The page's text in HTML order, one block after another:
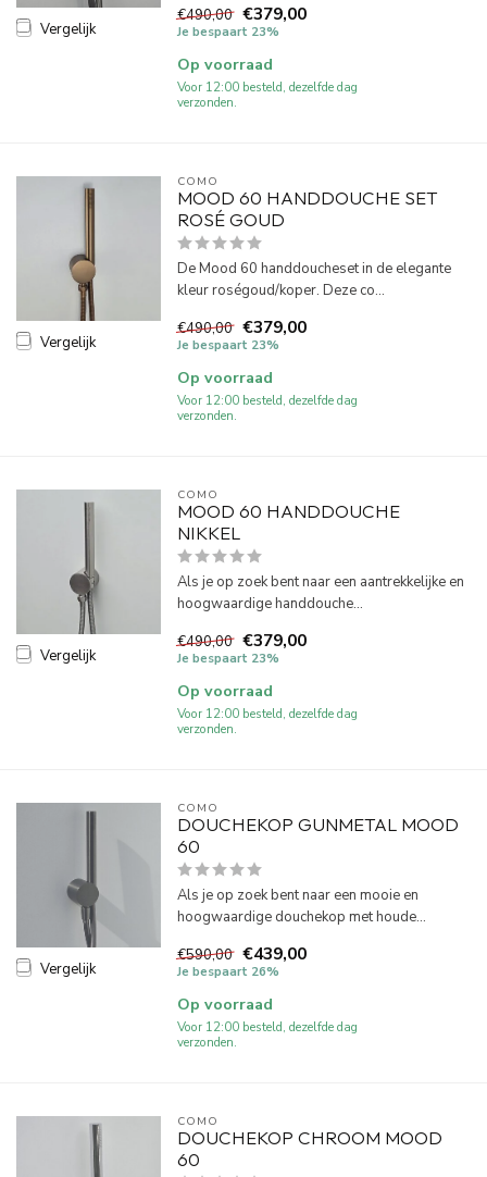
Vergelijk
€490,00 €379,00
Je bespaart 23%
Op voorraad
Voor 12:00 besteld, dezelfde dag
verzonden.
Vergelijk
COMO
MOOD 60 HANDDOUCHE SET
ROSÉ GOUD
De Mood 60 handdoucheset in de elegante
kleur roségoud/koper. Deze co...
€490,00 €379,00
Je bespaart 23%
Op voorraad
Voor 12:00 besteld, dezelfde dag
verzonden.
Vergelijk
COMO
MOOD 60 HANDDOUCHE
NIKKEL
Als je op zoek bent naar een aantrekkelijke en
hoogwaardige handdouche...
€490,00 €379,00
Je bespaart 23%
Op voorraad
Voor 12:00 besteld, dezelfde dag
verzonden.
Vergelijk
COMO
DOUCHEKOP GUNMETAL MOOD
60
Als je op zoek bent naar een mooie en
hoogwaardige douchekop met houde...
€590,00 €439,00
Je bespaart 26%
Op voorraad
Voor 12:00 besteld, dezelfde dag
verzonden.
COMO
DOUCHEKOP CHROOM MOOD
60